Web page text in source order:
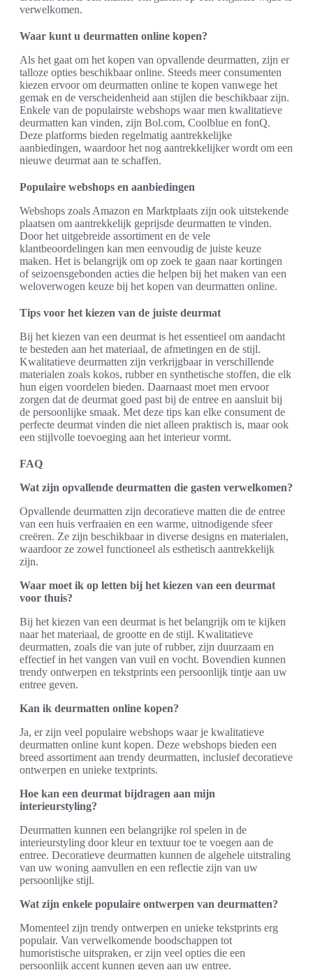
verwelkomen.
Waar kunt u deurmatten online kopen?
Als het gaat om het kopen van opvallende deurmatten, zijn er
talloze opties beschikbaar online. Steeds meer consumenten
kiezen ervoor om deurmatten online te kopen vanwege het
gemak en de verscheidenheid aan stijlen die beschikbaar zijn.
Enkele van de populairste webshops waar men kwalitatieve
deurmatten kan vinden, zijn Bol.com, Coolblue en fonQ.
Deze platforms bieden regelmatig aantrekkelijke
aanbiedingen, waardoor het nog aantrekkelijker wordt om een
nieuwe deurmat aan te schaffen.
Populaire webshops en aanbiedingen
Webshops zoals Amazon en Marktplaats zijn ook uitstekende
plaatsen om aantrekkelijk geprijsde deurmatten te vinden.
Door het uitgebreide assortiment en de vele
klantbeoordelingen kan men eenvoudig de juiste keuze
maken. Het is belangrijk om op zoek te gaan naar kortingen
of seizoensgebonden acties die helpen bij het maken van een
weloverwogen keuze bij het kopen van deurmatten online.
Tips voor het kiezen van de juiste deurmat
Bij het kiezen van een deurmat is het essentieel om aandacht
te besteden aan het materiaal, de afmetingen en de stijl.
Kwalitatieve deurmatten zijn verkrijgbaar in verschillende
materialen zoals kokos, rubber en synthetische stoffen, die elk
hun eigen voordelen bieden. Daarnaast moet men ervoor
zorgen dat de deurmat goed past bij de entree en aansluit bij
de persoonlijke smaak. Met deze tips kan elke consument de
perfecte deurmat vinden die niet alleen praktisch is, maar ook
een stijlvolle toevoeging aan het interieur vormt.
FAQ
Wat zijn opvallende deurmatten die gasten verwelkomen?
Opvallende deurmatten zijn decoratieve matten die de entree
van een huis verfraaien en een warme, uitnodigende sfeer
creëren. Ze zijn beschikbaar in diverse designs en materialen,
waardoor ze zowel functioneel als esthetisch aantrekkelijk
zijn.
Waar moet ik op letten bij het kiezen van een deurmat
voor thuis?
Bij het kiezen van een deurmat is het belangrijk om te kijken
naar het materiaal, de grootte en de stijl. Kwalitatieve
deurmatten, zoals die van jute of rubber, zijn duurzaam en
effectief in het vangen van vuil en vocht. Bovendien kunnen
trendy ontwerpen en tekstprints een persoonlijk tintje aan uw
entree geven.
Kan ik deurmatten online kopen?
Ja, er zijn veel populaire webshops waar je kwalitatieve
deurmatten online kunt kopen. Deze webshops bieden een
breed assortiment aan trendy deurmatten, inclusief decoratieve
ontwerpen en unieke textprints.
Hoe kan een deurmat bijdragen aan mijn
interieurstyling?
Deurmatten kunnen een belangrijke rol spelen in de
interieurstyling door kleur en textuur toe te voegen aan de
entree. Decoratieve deurmatten kunnen de algehele uitstraling
van uw woning aanvullen en een reflectie zijn van uw
persoonlijke stijl.
Wat zijn enkele populaire ontwerpen van deurmatten?
Momenteel zijn trendy ontwerpen en unieke tekstprints erg
populair. Van verwelkomende boodschappen tot
humoristische uitspraken, er zijn veel opties die een
persoonlijk accent kunnen geven aan uw entree.